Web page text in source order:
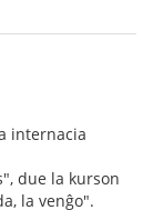
internacia
due la kurson
la venĝo".